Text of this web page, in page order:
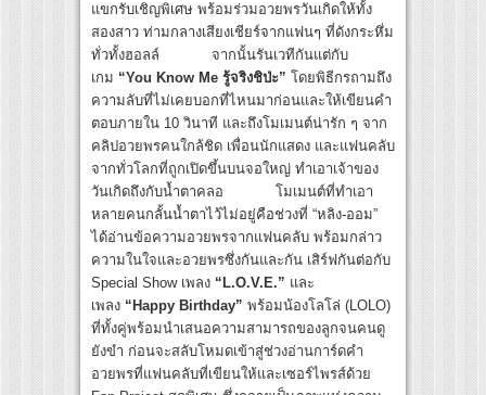
แขกรับเชิญพิเศษ พร้อมร่วมอวยพรวันเกิดให้ทั้ง
สองสาว ท่ามกลางเสียงเชียร์จากแฟนๆ ที่ดังกระหึ่ม
ทั่วทั้งฮอลล์ จากนั้นรันเวทีกันแต่กับ
เกม “You Know Me รู้จริงชิป่ะ” โดยพิธีกรถามถึง
ความลับที่ไม่เคยบอกที่ไหนมาก่อนและให้เขียนคำ
ตอบภายใน 10 วินาที และถึงโมเมนต์น่ารัก ๆ จาก
คลิปอวยพรคนใกล้ชิด เพื่อนนักแสดง และแฟนคลับ
จากทั่วโลกที่ถูกเปิดขึ้นบนจอใหญ่ ทำเอาเจ้าของ
วันเกิดถึงกับน้ำตาคลอ โมเมนต์ที่ทำเอา
หลายคนกลั้นน้ำตาไว้ไม่อยู่คือช่วงที่ “หลิง-ออม”
ได้อ่านข้อความอวยพรจากแฟนคลับ พร้อมกล่าว
ความในใจและอวยพรซึ่งกันและกัน เสิร์ฟกันต่อกับ
Special Show เพลง “L.O.V.E.” และ
เพลง “Happy Birthday” พร้อมน้องโลโล่ (LOLO)
ที่ทั้งคู่พร้อมนำเสนอความสามารถของลูกจนคนดู
ยังขำ ก่อนจะสลับโหมดเข้าสู่ช่วงอ่านการ์ดคำ
อวยพรที่แฟนคลับที่เขียนให้และเซอร์ไพรส์ด้วย